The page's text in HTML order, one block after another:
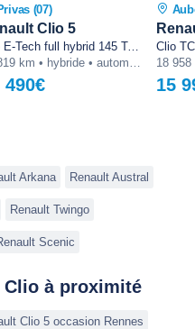
(07)
Clio 5
Clio E-Tech full hybrid 145 Techno
21 819 km • hybride • automatique
490€
Clio
15
Arkana Renault Austral
Renault Twingo
Scenic
Clio à proximité
Clio 5 occasion Rennes